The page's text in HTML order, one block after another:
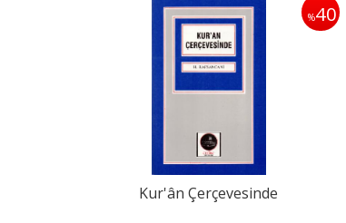
%40
Kur'ân Çerçevesinde